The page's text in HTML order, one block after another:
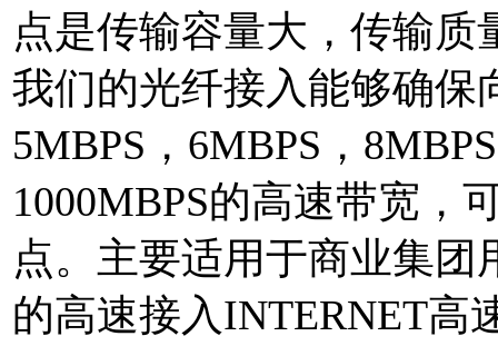
点是传输容量大，传输
我们的光纤接入能够确保
5MBPS ， 6MBPS ， 8MBPS
1000MBPS的高速带宽，
点。主要适用于商业集
的高速接入INTERNET高